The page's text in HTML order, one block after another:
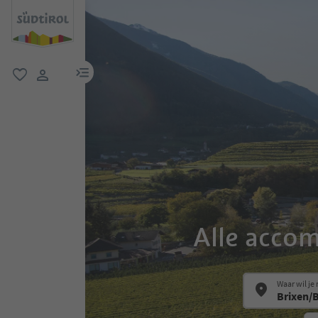
menulink
Alle
Waar wil je